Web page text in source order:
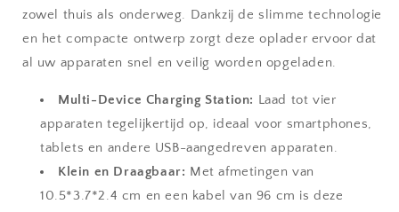
zowel thuis als onderweg. Dankzij de slimme technologie
en het compacte ontwerp zorgt deze oplader ervoor dat
al uw apparaten snel en veilig worden opgeladen.
Multi-Device Charging Station: Laad tot vier
apparaten tegelijkertijd op, ideaal voor smartphones,
tablets en andere USB-aangedreven apparaten.
Klein en Draagbaar: Met afmetingen van
10.5*3.7*2.4 cm en een kabel van 96 cm is deze